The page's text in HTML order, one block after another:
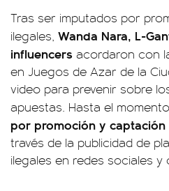
Tras ser imputados por
ilegales, Wanda Nara, L-
influencers acordaron con
en Juegos de Azar de la
video para prevenir sobre
apuestas. Hasta el
por promoción y
través de la publicidad de
ilegales en redes sociales y